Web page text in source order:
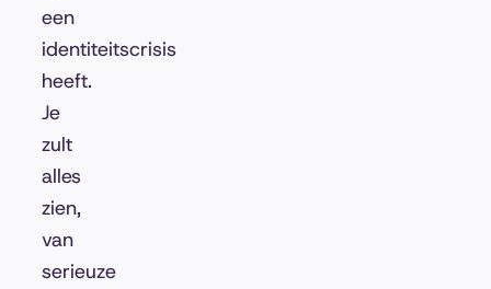
een
identiteitscrisis
heeft.
Je
zult
alles
zien,
van
serieuze